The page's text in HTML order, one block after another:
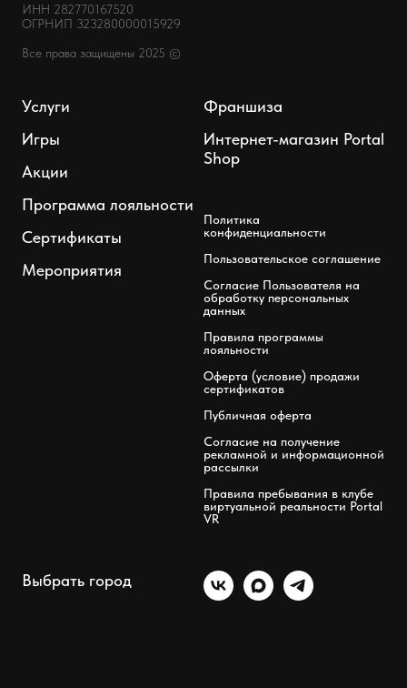
ИНН 282770167520
ОГРНИП 323280000015929
Все права защищены 2025 ©
Услуги
Игры
Акции
Программа лояльности
Сертификаты
Мероприятия
Франшиза
Интернет-магазин Portal
Shop
Политика
конфиденциальности
Пользовательское соглашение
Согласие Пользователя на
обработку персональных
данных
Правила программы
лояльности
Оферта (условие) продажи
сертификатов
Публичная оферта
Согласие на получение
рекламной и информационной
рассылки
Правила пребывания в клубе
виртуальной реальности Portal
VR
Выбрать город